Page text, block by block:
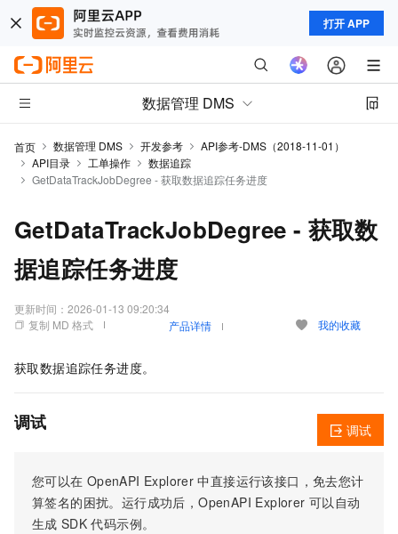
打开 APP
数据管理 DMS
首页 数据管理 DMS 开发参考
API参考-DMS（2018-11-01）
API目录
工单操作
数据追踪
GetDataTrackJobDegree - 获取数据追踪任务进度
GetDataTrackJobDegree - 获取数
据追踪任务进度
更新时间： 2026-01-13 09:20:34
复制 MD 格式
产品详情 我的收藏
获取数据追踪任务进度。
调试
您可以在 OpenAPI Explorer 中直接运行该接口，免去您计
算签名的困扰。运行成功后，OpenAPI Explorer 可以自动
生成 SDK 代码示例。
调试